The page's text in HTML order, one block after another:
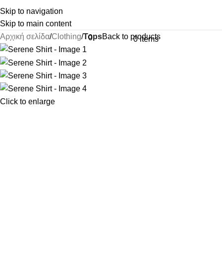
Skip to navigation
Skip to main content
0
0items
Αρχική σελίδα Clothing TopsBack to products
Click to enlarge